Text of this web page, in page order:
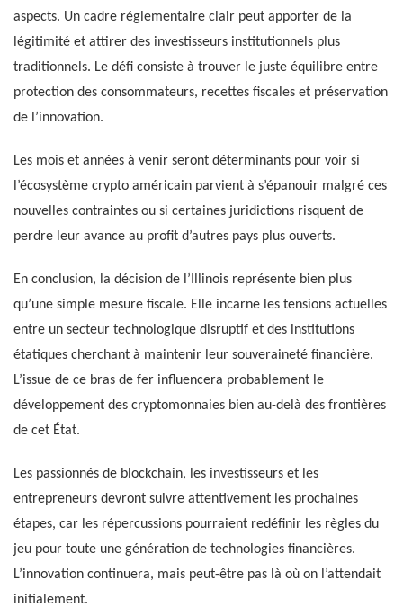
aspects. Un cadre réglementaire clair peut apporter de la
légitimité et attirer des investisseurs institutionnels plus
traditionnels. Le défi consiste à trouver le juste équilibre entre
protection des consommateurs, recettes fiscales et préservation
de l’innovation.
Les mois et années à venir seront déterminants pour voir si
l’écosystème crypto américain parvient à s’épanouir malgré ces
nouvelles contraintes ou si certaines juridictions risquent de
perdre leur avance au profit d’autres pays plus ouverts.
En conclusion, la décision de l’Illinois représente bien plus
qu’une simple mesure fiscale. Elle incarne les tensions actuelles
entre un secteur technologique disruptif et des institutions
étatiques cherchant à maintenir leur souveraineté financière.
L’issue de ce bras de fer influencera probablement le
développement des cryptomonnaies bien au-delà des frontières
de cet État.
Les passionnés de blockchain, les investisseurs et les
entrepreneurs devront suivre attentivement les prochaines
étapes, car les répercussions pourraient redéfinir les règles du
jeu pour toute une génération de technologies financières.
L’innovation continuera, mais peut-être pas là où on l’attendait
initialement.